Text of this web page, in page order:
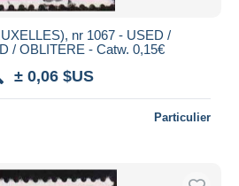
nr 1067 - USED /
/ OBLITERE - Catw. 0,15€
± 0,06 $US
Particulier